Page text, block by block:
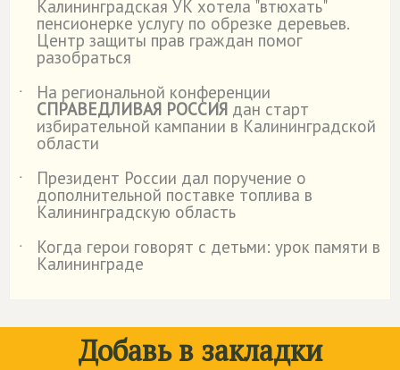
Калининградская УК хотела "втюхать"
пенсионерке услугу по обрезке деревьев.
Центр защиты прав граждан помог
разобраться
˙
На региональной конференции
СПРАВЕДЛИВАЯ РОССИЯ дан старт
избирательной кампании в Калининградской
области
˙
Президент России дал поручение о
дополнительной поставке топлива в
Калининградскую область
˙
Когда герои говорят с детьми: урок памяти в
Калининграде
Добавь в закладки